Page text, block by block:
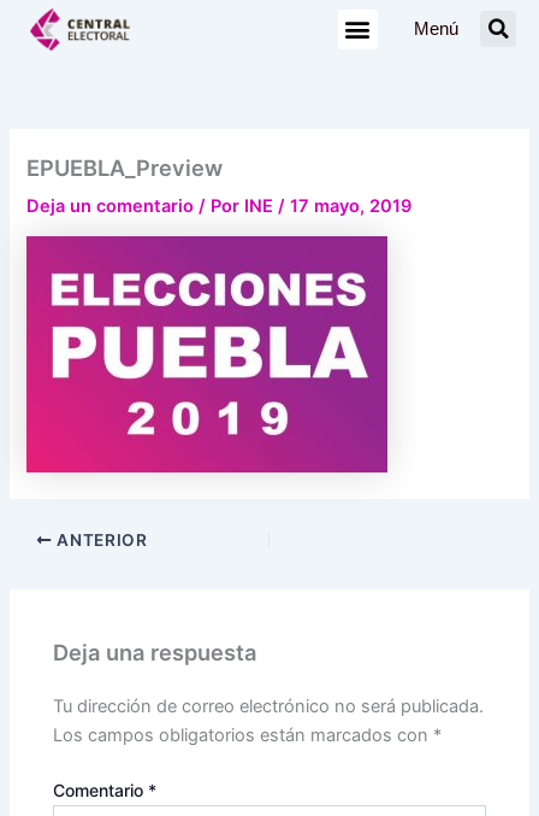
Menú
EPUEBLA_Preview
Deja un comentario / Por INE/17 mayo, 2019
ANTERIOR
Deja una respuesta
Tu dirección de correo electrónico no será publicada.
Los campos obligatorios están marcados con *
Comentario *